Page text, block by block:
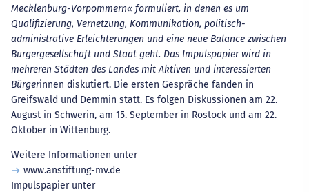
Mecklenburg-Vorpommern« formuliert, in denen es um
Qualifizierung, Vernetzung, Kommunikation, politisch-
administrative Erleichterungen und eine neue Balance zwischen
Bürgergesellschaft und Staat geht. Das Impulspapier wird in
mehreren Städten des Landes mit Aktiven und interessierten
Bürgerinnen diskutiert. Die ersten Gespräche fanden in
Greifswald und Demmin statt. Es folgen Diskussionen am 22.
August in Schwerin, am 15. September in Rostock und am 22.
Oktober in Wittenburg.
Weitere Informationen unter
www.anstiftung-mv.de
Impulspapier unter